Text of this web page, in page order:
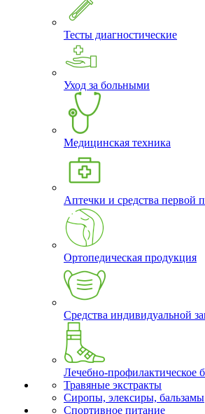
Тесты диагностические
Уход за больными
Медицинская техника
Аптечки и средства первой
Ортопедическая продукция
Средства индивидуальной
Лечебно-профилактическое
Травяные экстракты
Сиропы, элексиры, бальзамы
Спортивное питание